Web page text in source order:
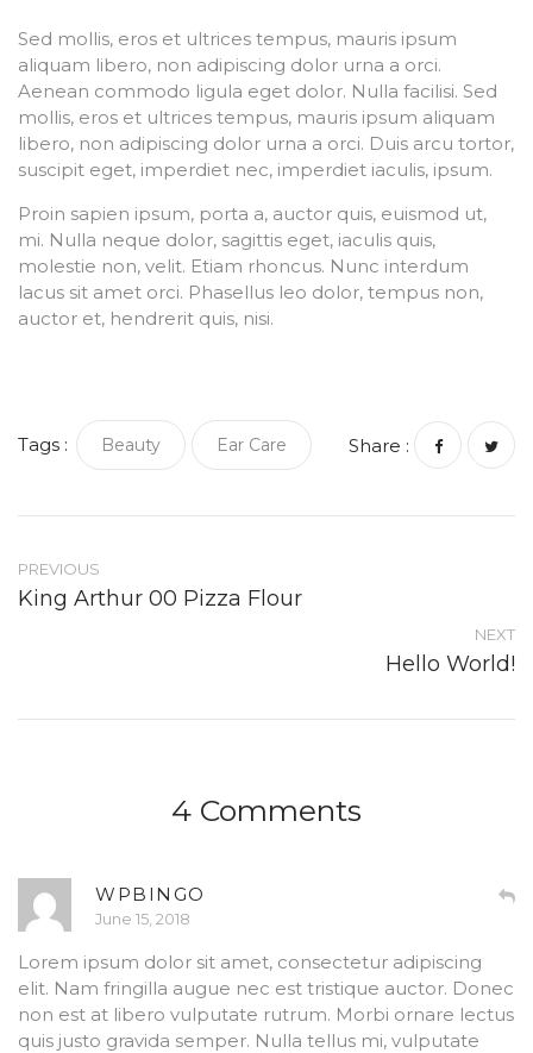
Sed mollis, eros et ultrices tempus, mauris ipsum
aliquam libero, non adipiscing dolor urna a orci.
Aenean commodo ligula eget dolor. Nulla facilisi. Sed
mollis, eros et ultrices tempus, mauris ipsum aliquam
libero, non adipiscing dolor urna a orci. Duis arcu tortor,
suscipit eget, imperdiet nec, imperdiet iaculis, ipsum.
Proin sapien ipsum, porta a, auctor quis, euismod ut,
mi. Nulla neque dolor, sagittis eget, iaculis quis,
molestie non, velit. Etiam rhoncus. Nunc interdum
lacus sit amet orci. Phasellus leo dolor, tempus non,
auctor et, hendrerit quis, nisi.
Tags : Beauty Ear Care Share :
PREVIOUS
King Arthur 00 Pizza Flour
NEXT
Hello World!
4 Comments
WPBINGO
June 15, 2018
Lorem ipsum dolor sit amet, consectetur adipiscing
elit. Nam fringilla augue nec est tristique auctor. Donec
non est at libero vulputate rutrum. Morbi ornare lectus
quis justo gravida semper. Nulla tellus mi, vulputate